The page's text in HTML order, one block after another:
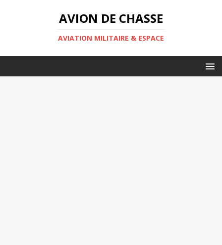
AVION DE CHASSE
AVIATION MILITAIRE & ESPACE